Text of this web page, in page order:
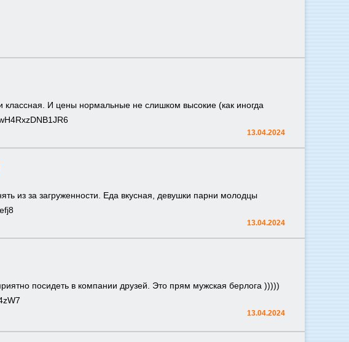
классная. И цены нормальные не слишком высокие (как иногда
13.04.2024
из за загруженности. Еда вкусная, девушки парни молодцы
13.04.2024
посидеть в компании друзей. Это прям мужская берлога )))))
13.04.2024